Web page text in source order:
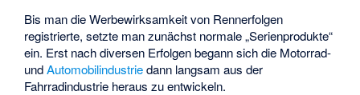
Bis man die Werbewirksamkeit von Rennerfolgen
registrierte, setzte man zunächst normale „Serienprodukte“
ein. Erst nach diversen Erfolgen begann sich die Motorrad-
undAutomobilindustriedann langsam aus der
Fahrradindustrie heraus zu entwickeln.